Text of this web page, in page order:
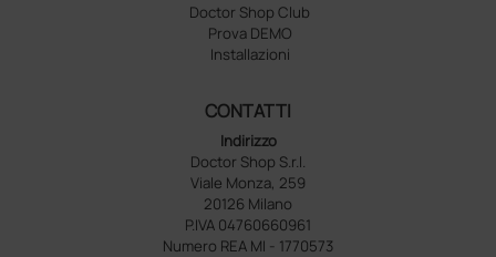
Doctor Shop Club
Prova DEMO
Installazioni
CONTATTI
Indirizzo
Doctor Shop S.r.l.
Viale Monza, 259
20126 Milano
P.IVA 04760660961
Numero REA MI - 1770573